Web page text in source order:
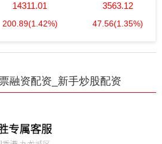
14311.01
200.89(1.42%)
3563.12
47.56(1.35%)
融资配资_新手炒股配资